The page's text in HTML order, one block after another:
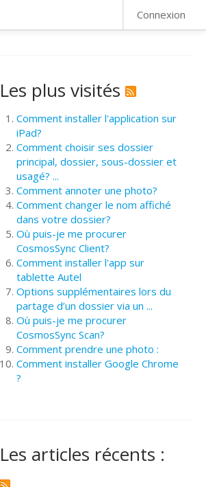
Connexion
Les plus visités
Comment installer l'application sur
iPad?
Comment choisir ses dossier
principal, dossier, sous-dossier et
usagé? ...
Comment annoter une photo?
Comment changer le nom affiché
dans votre dossier?
Où puis-je me procurer
CosmosSync Client?
Comment installer l'app sur
tablette Autel
Options supplémentaires lors du
partage d’un dossier via un ...
Où puis-je me procurer
CosmosSync Scan?
Comment prendre une photo :
Comment installer Google Chrome
?
Les articles récents :